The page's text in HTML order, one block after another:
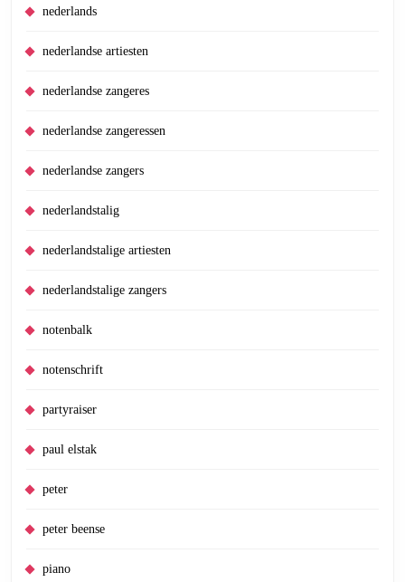
nederlands
nederlandse artiesten
nederlandse zangeres
nederlandse zangeressen
nederlandse zangers
nederlandstalig
nederlandstalige artiesten
nederlandstalige zangers
notenbalk
notenschrift
partyraiser
paul elstak
peter
peter beense
piano